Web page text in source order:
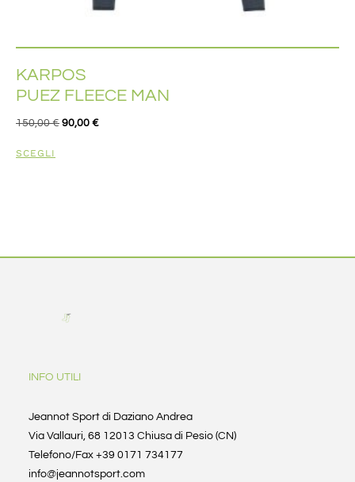
KARPOS
PUEZ FLEECE MAN
150,00€ 90,00 €
SCEGLI
INFO UTILI
Jeannot Sport di Daziano Andrea
Via Vallauri, 68 12013 Chiusa di Pesio (CN)
Telefono/Fax +39 0171 734177
info@jeannotsport.com